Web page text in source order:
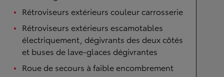
Rétroviseurs extérieurs couleur carrosserie
Rétroviseurs extérieurs escamotables
électriquement, dégivrants des deux côtés
et buses de lave-glaces dégivrantes
Roue de secours à faible encombrement